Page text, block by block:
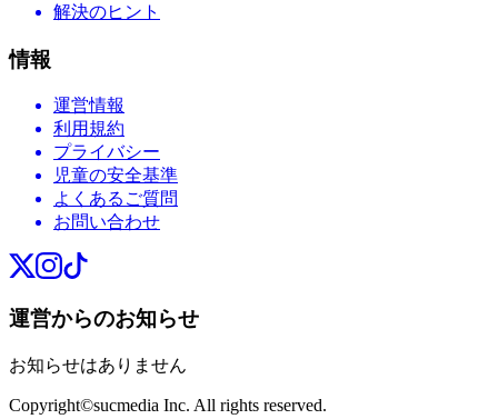
解決のヒント
情報
運営情報
利用規約
プライバシー
児童の安全基準
よくあるご質問
お問い合わせ
運営からのお知らせ
お知らせはありません
Copyright©sucmedia Inc. All rights reserved.